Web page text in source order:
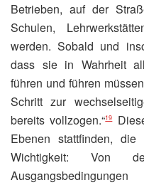
Betrieben, auf der
Schulen,
werden. Sobald und
dass sie in Wahrheit
führen und führen
Schritt zur
bereits vollzogen.“19
Ebenen stattfinden,
Wichtigkeit: Von